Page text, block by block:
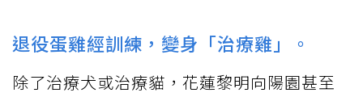
退役蛋雞經訓練，變身「治療雞」。
除了治療犬或治療貓，花蓮黎明向陽園甚至